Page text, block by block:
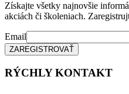
Získajte všetky najnovšie
akciách či školeniach.
Email
RÝCHLY KONTAKT